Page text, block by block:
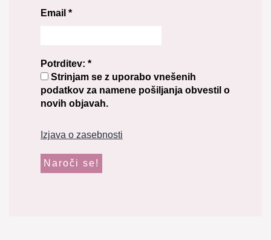
Email *
Potrditev: *
Strinjam se z uporabo vnešenih
podatkov za namene pošiljanja obvestil o
novih objavah.
Izjava o zasebnosti